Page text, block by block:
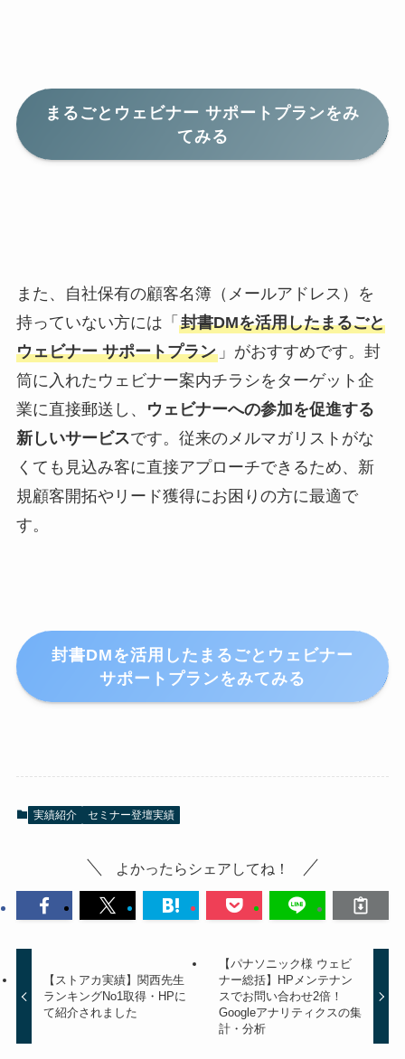
まるごとウェビナー サポートプラン をみ
てみる
また、自社保有の顧客名簿（メールアドレス）を
持っていない方には「 封書DMを活用したまるごと
ウェビナー サポートプラン」がおすすめです。封
筒に入れたウェビナー案内チラシをターゲット企
業に直接郵送し、
ウェビナーへの参加を促進する
新しいサービスです。従来のメルマガリストがな
くても見込み客に直接アプローチできるため、新
規顧客開拓やリード獲得にお困りの方に最適で
す。
封書DMを活用したまるごとウェビナー
サポートプラン をみてみる
実績紹介 セミナー登壇実績
よかったらシェアしてね！
【ストアカ実績】関西先生
ランキングNo1取得・HPに
て紹介されました
【パナソニック様 ウェビ
ナー総括】HPメンテナン
スでお問い合わせ2倍！
Googleアナリティクスの集
計・分析